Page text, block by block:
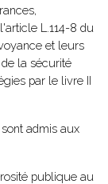
L.114-8 du
et leurs
la sécurité
par le livre II
admis aux
publique au